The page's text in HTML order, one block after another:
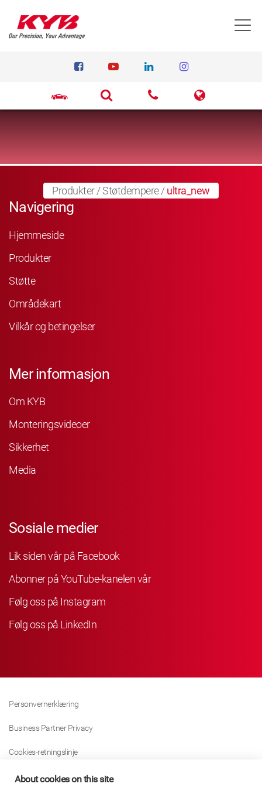
Produkter/Støtdempere/ultra_new
Navigering
Hjemmeside
Produkter
Støtte
Områdekart
Vilkår og betingelser
Mer informasjon
Om KYB
Monteringsvideoer
Sikkerhet
Media
Sosiale medier
Lik siden vår på Facebook
Abonner på YouTube-kanelen vår
Følg oss på Instagram
Følg oss på LinkedIn
Personvernerklæring
Business Partner Privacy
Cookies-retningslinje
Modern Slavery Act Policy
About cookies on this site